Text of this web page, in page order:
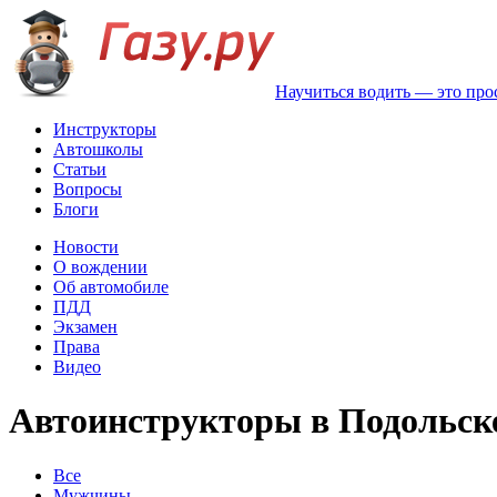
Научиться водить — это
Инструкторы
Автошколы
Статьи
Вопросы
Блоги
Новости
О вождении
Об автомобиле
ПДД
Экзамен
Права
Видео
Автоинструкторы в
Все